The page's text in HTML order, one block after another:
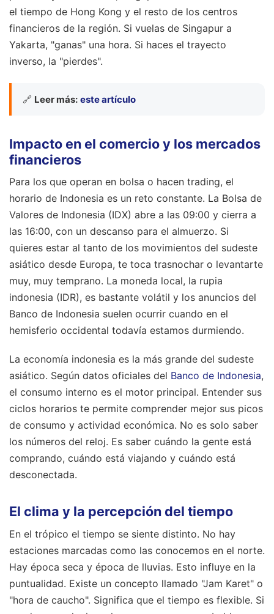
el tiempo de Hong Kong y el resto de los centros
financieros de la región. Si vuelas de Singapur a
Yakarta, "ganas" una hora. Si haces el trayecto
inverso, la "pierdes".
🔗 Leer más: este artículo
Impacto en el comercio y los mercados
financieros
Para los que operan en bolsa o hacen trading, el
horario de Indonesia es un reto constante. La Bolsa de
Valores de Indonesia (IDX) abre a las 09:00 y cierra a
las 16:00, con un descanso para el almuerzo. Si
quieres estar al tanto de los movimientos del sudeste
asiático desde Europa, te toca trasnochar o levantarte
muy, muy temprano. La moneda local, la rupia
indonesia (IDR), es bastante volátil y los anuncios del
Banco de Indonesia suelen ocurrir cuando en el
hemisferio occidental todavía estamos durmiendo.
La economía indonesia es la más grande del sudeste
asiático. Según datos oficiales del Banco de Indonesia,
el consumo interno es el motor principal. Entender sus
ciclos horarios te permite comprender mejor sus picos
de consumo y actividad económica. No es solo saber
los números del reloj. Es saber cuándo la gente está
comprando, cuándo está viajando y cuándo está
desconectada.
El clima y la percepción del tiempo
En el trópico el tiempo se siente distinto. No hay
estaciones marcadas como las conocemos en el norte.
Hay época seca y época de lluvias. Esto influye en la
puntualidad. Existe un concepto llamado "Jam Karet" o
"hora de caucho". Significa que el tiempo es flexible. Si